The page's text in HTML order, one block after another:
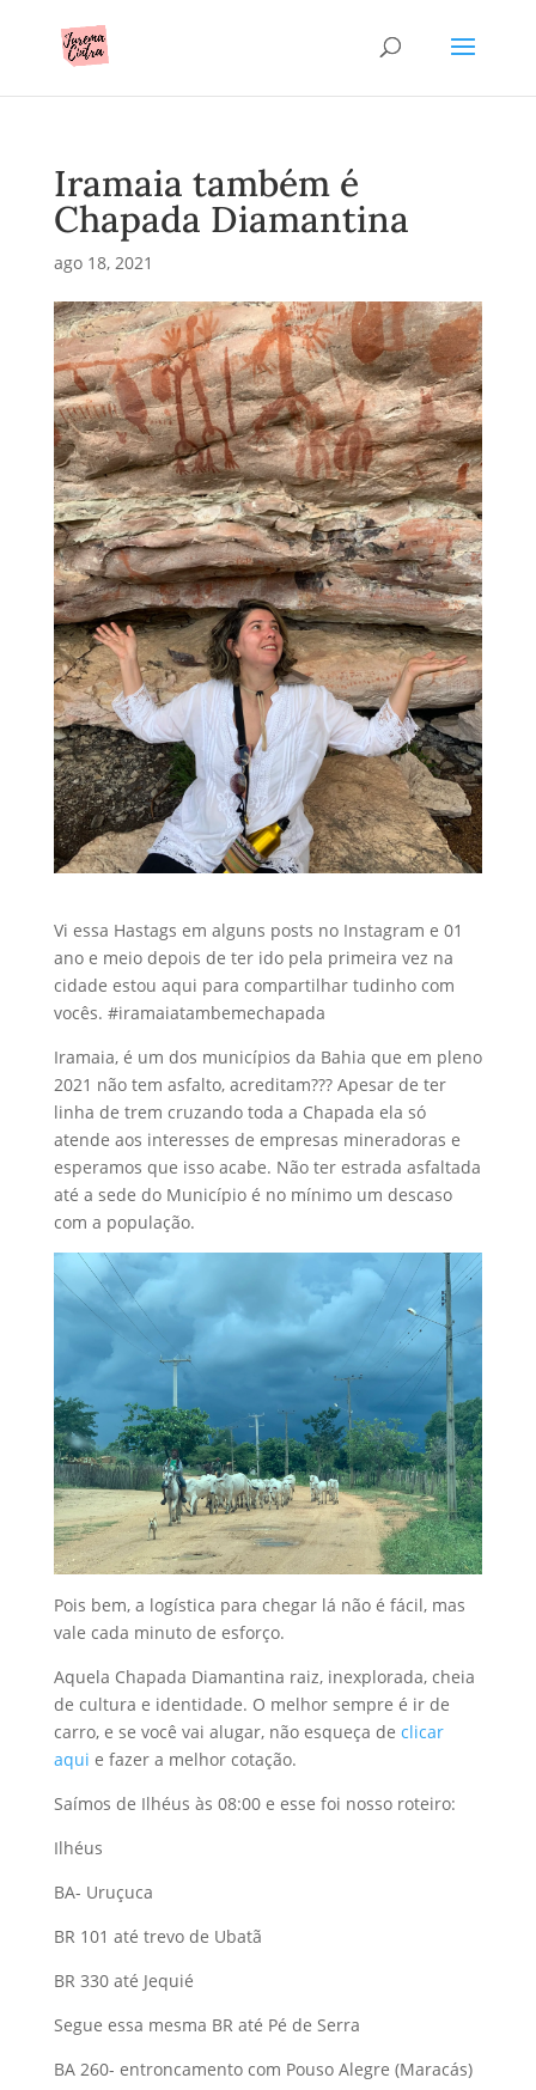
Iramaia também é
Chapada Diamantina
ago 18, 2021
Vi essa Hastags em alguns posts no Instagram e 01
ano e meio depois de ter ido pela primeira vez na
cidade estou aqui para compartilhar tudinho com
vocês. #iramaiatambemechapada
Iramaia, é um dos municípios da Bahia que em pleno
2021 não tem asfalto, acreditam??? Apesar de ter
linha de trem cruzando toda a Chapada ela só
atende aos interesses de empresas mineradoras e
esperamos que isso acabe. Não ter estrada asfaltada
até a sede do Município é no mínimo um descaso
com a população.
Pois bem, a logística para chegar lá não é fácil, mas
vale cada minuto de esforço.
Aquela Chapada Diamantina raiz, inexplorada, cheia
de cultura e identidade. O melhor sempre é ir de
carro, e se você vai alugar, não esqueça de clicar
aqui e fazer a melhor cotação.
Saímos de Ilhéus às 08:00 e esse foi nosso roteiro:
Ilhéus
BA- Uruçuca
BR 101 até trevo de Ubatã
BR 330 até Jequié
Segue essa mesma BR até Pé de Serra
BA 260- entroncamento com Pouso Alegre (Maracás)